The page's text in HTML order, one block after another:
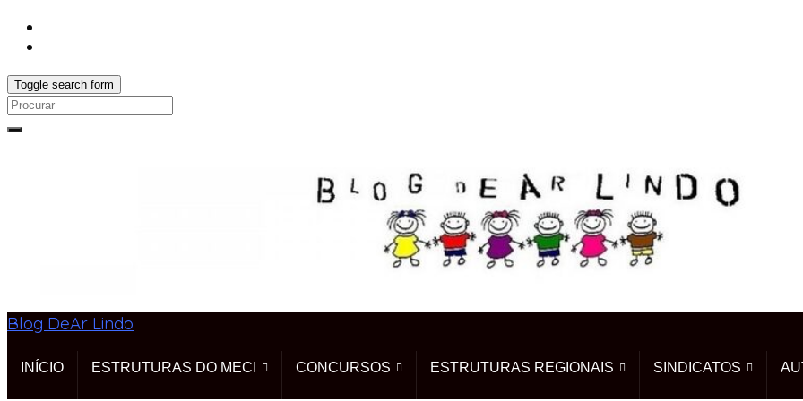
Toggle search form
Search
Blog DeAr Lindo
INÍCIO ESTRUTURAS DO MECI CONCURSOS ESTRUTURAS REGIONAIS SINDICATOS